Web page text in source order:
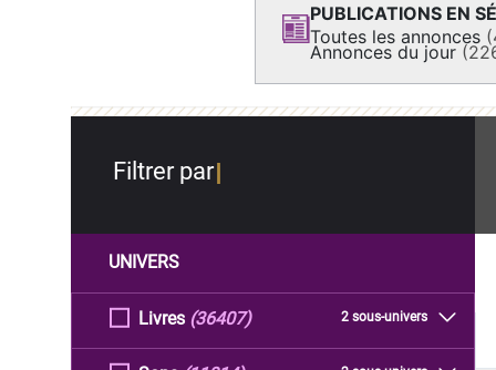
PUBLICATIONS EN
Toutes les annonces
Annonces du jour
Filtrer par
UNIVERS
Livres 2 sous-univers
(36407)